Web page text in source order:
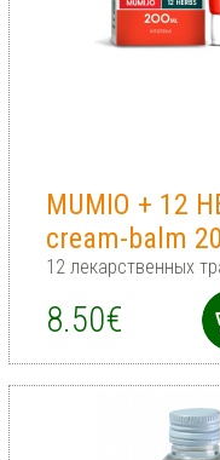
MUMIO + 12
cream-balm
12 лекарственных
8.50€